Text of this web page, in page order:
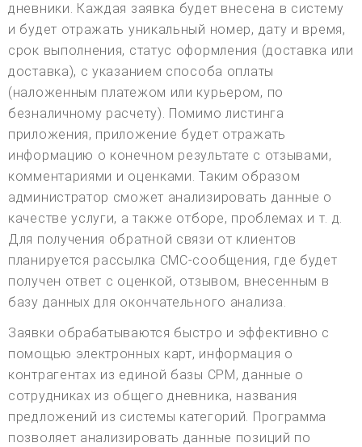
дневники. Каждая заявка будет внесена в систему
и будет отражать уникальный номер, дату и время,
срок выполнения, статус оформления (доставка или
доставка), с указанием способа оплаты
(наложенным платежом или курьером, по
безналичному расчету). Помимо листинга
приложения, приложение будет отражать
информацию о конечном результате с отзывами,
комментариями и оценками. Таким образом
администратор сможет анализировать данные о
качестве услуги, а также отборе, проблемах и т. д.
Для получения обратной связи от клиентов
планируется рассылка СМС-сообщения, где будет
получен ответ с оценкой, отзывом, внесенным в
базу данных для окончательного анализа.
Заявки обрабатываются быстро и эффективно с
помощью электронных карт, информация о
контрагентах из единой базы СРМ, данные о
сотрудниках из общего дневника, названия
предложений из системы категорий. Программа
позволяет анализировать данные позиций по